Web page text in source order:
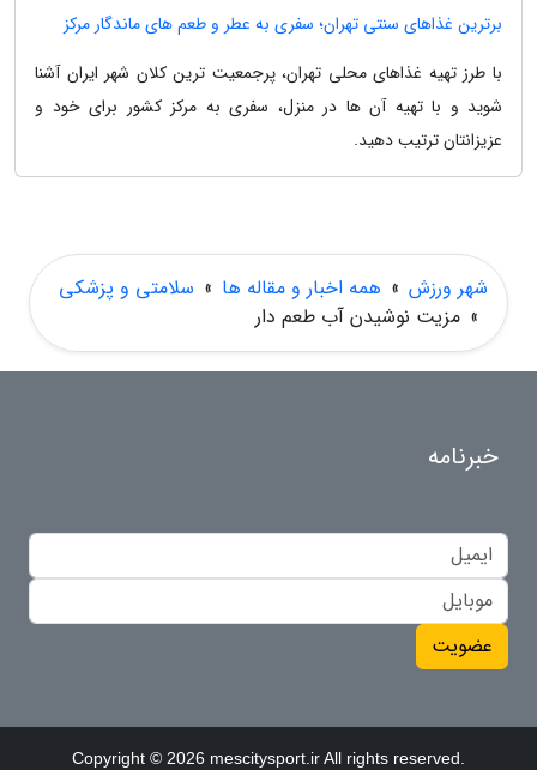
برترین غذاهای سنتی تهران؛ سفری به عطر و طعم های ماندگار مرکز
با طرز تهیه غذاهای محلی تهران، پرجمعیت ترین کلان شهر ایران آشنا
شوید و با تهیه آن ها در منزل، سفری به مرکز کشور برای خود و
عزیزانتان ترتیب دهید.
شهر ورزش » همه اخبار و مقاله ها » سلامتی و پزشکی
» مزیت نوشیدن آب طعم دار
خبرنامه
عضویت
Copyright © 2026 mescitysport.ir All rights reserved.